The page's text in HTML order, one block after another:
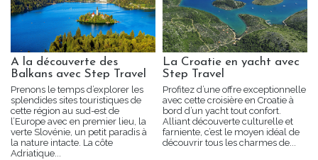
A la découverte des
Balkans avec Step Travel
Prenons le temps d’explorer les
splendides sites touristiques de
cette région au sud-est de
l’Europe avec en premier lieu, la
verte Slovénie, un petit paradis à
la nature intacte. La côte
Adriatique...
La Croatie en yacht avec
Step Travel
Profitez d’une offre exceptionnelle
avec cette croisière en Croatie à
bord d’un yacht tout confort.
Alliant découverte culturelle et
farniente, c’est le moyen idéal de
découvrir tous les charmes de...